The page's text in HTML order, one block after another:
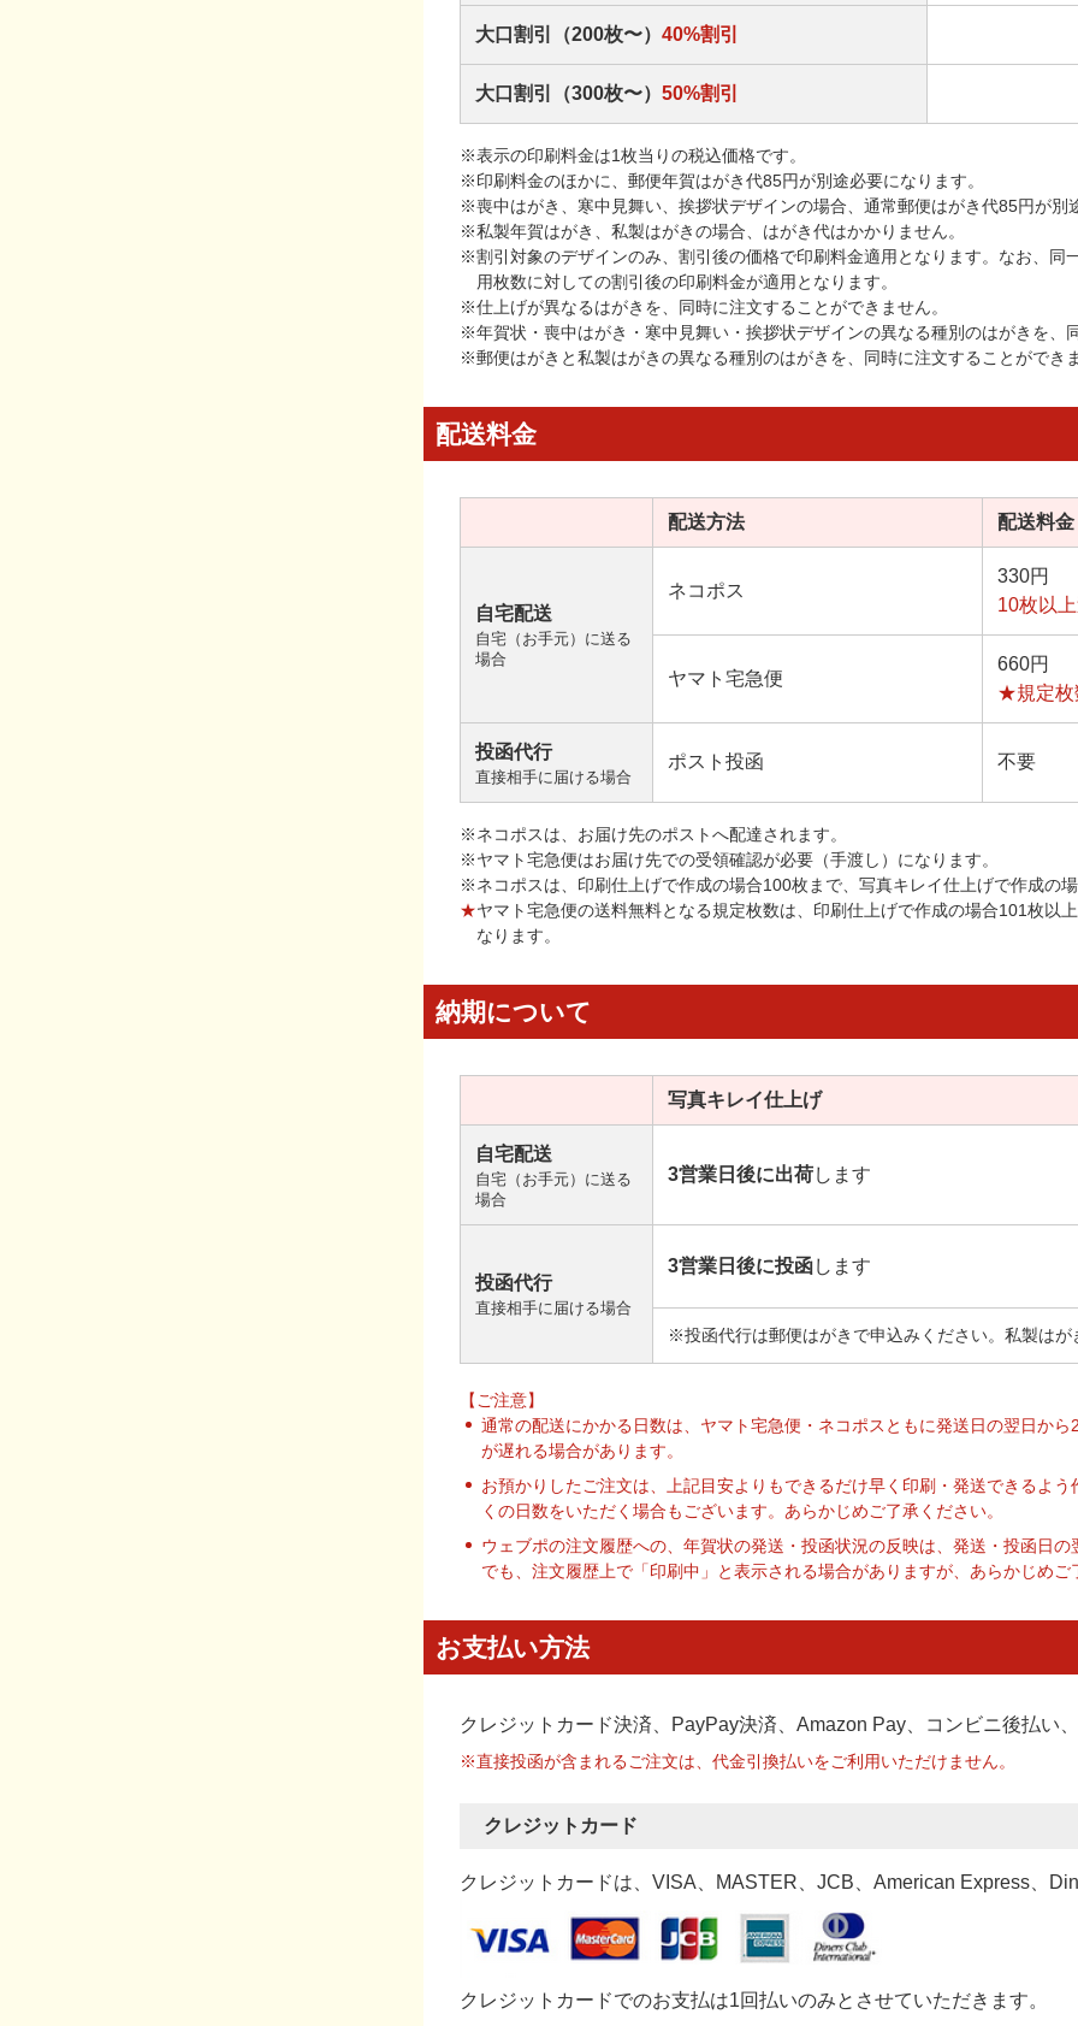
大口割引（200枚〜） 40%割引
大口割引（300枚〜） 50%割引
※表示の印刷料金は1枚当りの税込価格です。
※印刷料金のほかに、郵便年賀はがき代85円が別途必要になります。
※喪中はがき、寒中見舞い、挨拶状デザインの場合、通常郵便はがき代85円が別
※私製年賀はがき、私製はがきの場合、はがき代はかかりません。
※割引対象のデザインのみ、割引後の価格で印刷料金適用となります。なお、同
用枚数に対しての割引後の印刷料金が適用となります。
※仕上げが異なるはがきを、同時に注文することができません。
※年賀状・喪中はがき・寒中見舞い・挨拶状デザインの異なる種別のはがきを、
※郵便はがきと私製はがきの異なる種別のはがきを、同時に注文することができま
配送料金
配送方法 配送料金
自宅配送
自宅（お手元）に送る
場合
ネコポス
330円
10枚以
ヤマト宅急便
660円
★規定枚
投函代行
直接相手に届ける場合
ポスト投函 不要
※ネコポスは、お届け先のポストへ配達されます。
※ヤマト宅急便はお届け先での受領確認が必要（手渡し）になります。
※ネコポスは、印刷仕上げで作成の場合100枚まで、写真キレイ仕上げで作成の
★ヤマト宅急便の送料無料となる規定枚数は、印刷仕上げで作成の場合101枚以
なります。
納期について
写真キレイ仕上げ
自宅配送
自宅（お手元）に送る
場合
3営業日後に出荷します
投函代行
直接相手に届ける場合
3営業日後に投函します
※投函代行は郵便はがきで申込みください。私製はが
【ご注意】
通常の配送にかかる日数は、ヤマト宅急便・ネコポスともに発送日の翌日か
が遅れる場合があります。
お預かりしたご注文は、上記目安よりもできるだけ早く印刷・発送できるよ
くの日数をいただく場合もございます。あらかじめご了承ください。
ウェブポの注文履歴への、年賀状の発送・投函状況の反映は、発送・投函日
でも、注文履歴上で「印刷中」と表示される場合がありますが、あらかじめご
お支払い方法
クレジットカード決済、PayPay決済 、Amazon Pay、コンビニ後払い
※直接投函が含まれるご注文は、代金引換払いをご利用いただけません。
クレジットカード
クレジットカードは、VISA、MASTER、JCB、American Express、
クレジットカードでのお支払は1回払いのみとさせていただきます。